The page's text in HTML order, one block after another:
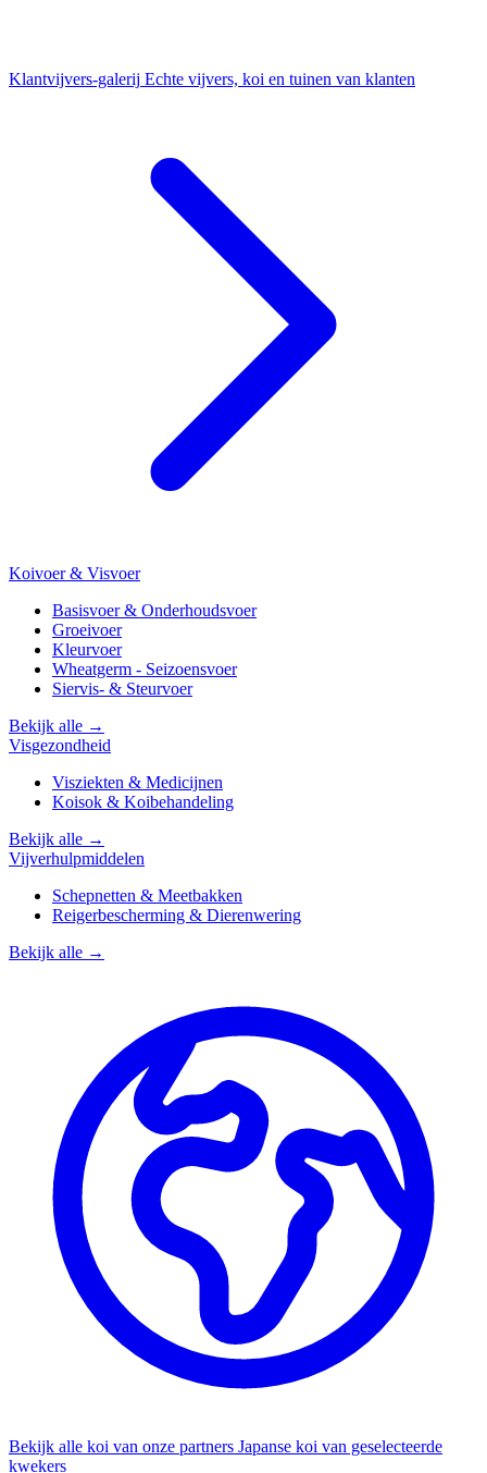
Klantvijvers-galerij Echte vijvers, koi en tuinen van klanten
Koivoer & Visvoer
Basisvoer & Onderhoudsvoer
Groeivoer
Kleurvoer
Wheatgerm - Seizoensvoer
Siervis- & Steurvoer
Bekijk alle →
Visgezondheid
Visziekten & Medicijnen
Koisok & Koibehandeling
Bekijk alle →
Vijverhulpmiddelen
Schepnetten & Meetbakken
Reigerbescherming & Dierenwering
Bekijk alle →
Bekijk alle koi van onze partners Japanse koi van geselecteerde
kwekers